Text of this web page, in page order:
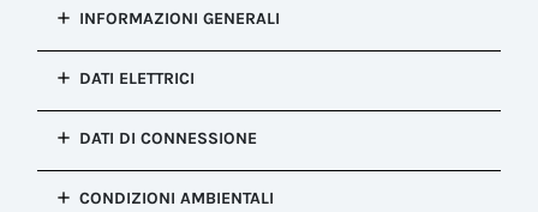
INFORMAZIONI GENERALI
installazione
Fissaggio del cavo (Pressacavi)
Configurazione
Colore
DATI ELETTRICI
1
DATI DI CONNESSIONE
cavo MIN (mm)
CONDIZIONI AMBIENTALI